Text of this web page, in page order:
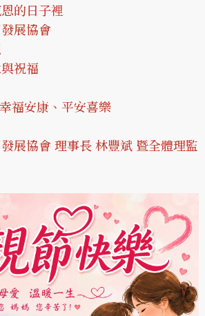
的日子裡
展協會
祝福
福安康、平安喜樂
展協會 理事長 林豐斌 暨全體理監